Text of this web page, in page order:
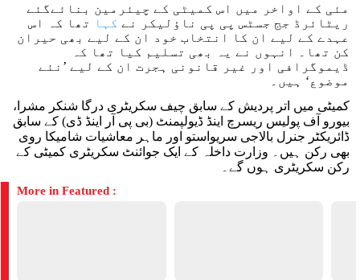
مئی کے اواخر میں اس کمیٹی کے چیئرمین بنائےگئے
ریٹائرڈ جج جسٹس پی پی ناؤلیکر نے کہا
تھا کہ اس
عہدے کے لیے ان کا انتخاب خود ان کے لیے بھی حیران
کن تھا۔ انہوں نے یہ بھی تسلیم کیا تھا کہ
ڈیموگرافی اور غیر قانونی ہجرت ان کے لیے ’نئے
موضوع‘ ہیں۔
کمیٹی میں اتر پردیش کے سابق چیف سکریٹری درگا شنکر مشرا،
بیورو آف پولیس ریسرچ اینڈ ڈیولپمنٹ (بی پی آر اینڈ ڈی) کے سابق
ڈائریکٹر جنرل بالاجی سریواستو اور ماہر معاشیات شامیکا روی
بھی رکن ہیں۔ وزارت داخلہ کے ایک جوائنٹ سکریٹری کمیٹی کے
رکن سکریٹری ہوں گے۔
More in Featured :